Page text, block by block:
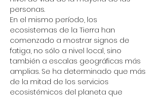
personas.
En el mismo período, los
ecosistemas de la Tierra han
comenzado a mostrar signos de
fatiga, no sólo a nivel local, sino
también a escalas geográficas más
amplias. Se ha determinado que más
de la mitad de los servicios
ecosistémicos del planeta que